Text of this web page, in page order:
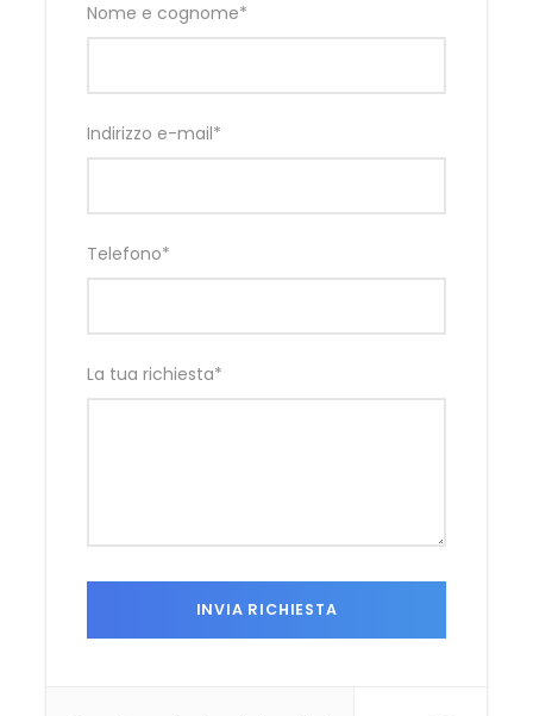
Nome e cognome*
Indirizzo e-mail*
Telefono*
La tua richiesta*